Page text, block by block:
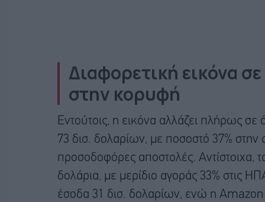
Διαφορετική εικόνα
στην κορυφή
Εντούτοις, η εικόνα αλλάζει πλήρως
73 δισ. δολαρίων, με ποσοστό 37%
προσοδοφόρες αποστολές. Αντίστοιχα,
δολάρια, με μερίδιο αγοράς 33% στις
έσοδα 31 δισ. δολαρίων, ενώ η Amazon